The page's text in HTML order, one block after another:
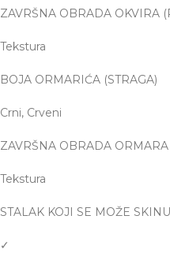
ZAVRŠNA OBRADA OKVIRA
Tekstura
BOJA ORMARIĆA (STRAGA)
Crni, Crveni
ZAVRŠNA OBRADA ORMARA
Tekstura
STALAK KOJI SE MOŽE
✓